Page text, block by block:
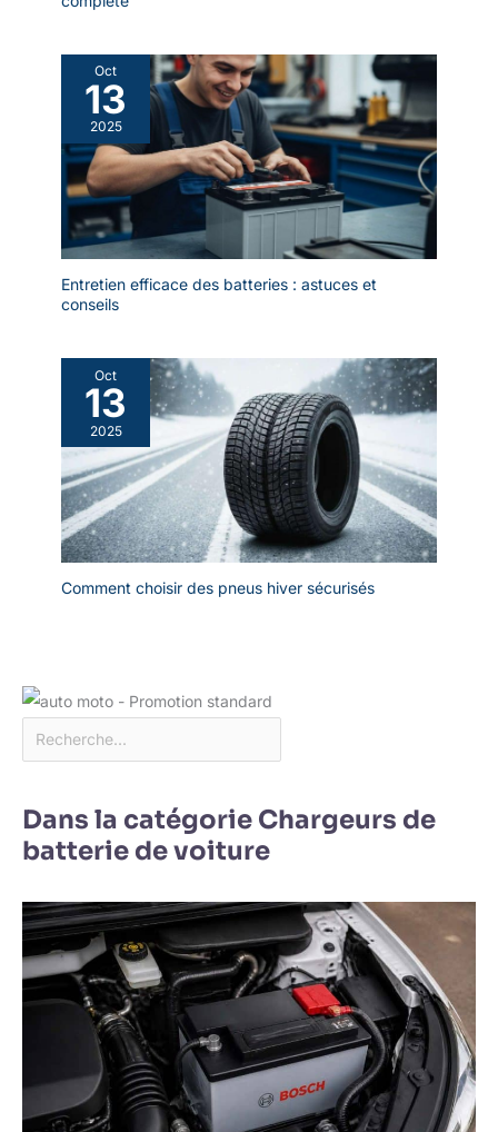
Oct
13
2025
Entretien efficace des batteries : astuces et
conseils
Oct
13
2025
Comment choisir des pneus hiver sécurisés
Dans la catégorie Chargeurs de
batterie de voiture